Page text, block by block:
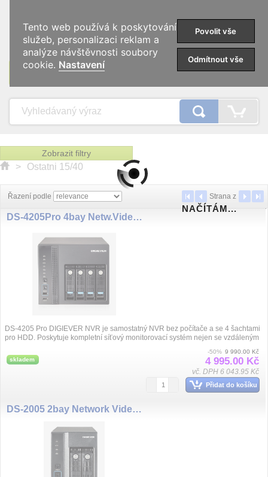
KATEGORIE
Zobrazit filtry
> Ostatni 15/40
Řazení podle Strana z
NAČÍTÁM...
DS-4205Pro 4bay Netw.Video 5ch
DS-4205 Pro DIGIEVER NVR je samostatný NVR bez počítače a se 4 šachtami
pro HDD. Poskytuje kompletní síťový monitorovací systém nejen se vzdáleným
skladem
-50% 9 990.00 Kč
4 995.00 Kč
vč. DPH 6 043.95 Kč
Přidat do košíku
DS-2005 2bay Network Video,5ch
Tento web používá k poskytování
služeb, personalizaci reklam a
analýze návštěvnosti soubory
cookie. Nastavení
Povolit vše
Odmítnout vše